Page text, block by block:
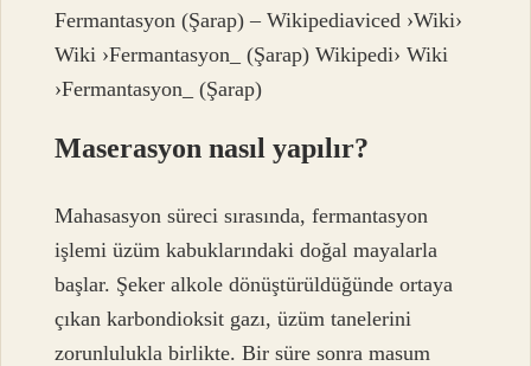
Fermantasyon (Şarap) – Wikipediaviced ›Wiki›
Wiki ›Fermantasyon_ (Şarap) Wikipedi› Wiki
›Fermantasyon_ (Şarap)
Maserasyon nasıl yapılır?
Mahasasyon süreci sırasında, fermantasyon
işlemi üzüm kabuklarındaki doğal mayalarla
başlar. Şeker alkole dönüştürüldüğünde ortaya
çıkan karbondioksit gazı, üzüm tanelerini
zorunlulukla birlikte. Bir süre sonra masum